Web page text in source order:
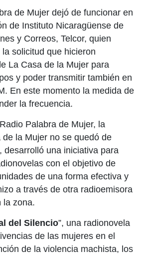
de Mujer dejó de funcionar en
de Instituto Nicaragüense de
y Correos, Telcor, quien
solicitud que hicieron
La Casa de la Mujer para
y poder transmitir también en
En este momento la medida de
la frecuencia.
Palabra de Mujer, la
la Mujer no se quedó de
desarrolló una iniciativa para
con el objetivo de
de una forma efectiva y
a través de otra radioemisora
la zona.
del Silencio”, una radionovela
de las mujeres en el
de la violencia machista, los